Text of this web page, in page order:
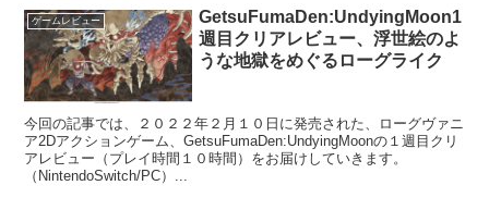
ゲームレビュー
GetsuFumaDen:UndyingMoon1
週目クリアレビュー、浮世絵のよ
うな地獄をめぐるローグライク
今回の記事では、２０２２年２月１０日に発売された、ローグヴァニ
ア2Dアクションゲーム、GetsuFumaDen:UndyingMoonの１週目クリ
アレビュー（プレイ時間１０時間）をお届けしていきます。
（NintendoSwitch/PC）...